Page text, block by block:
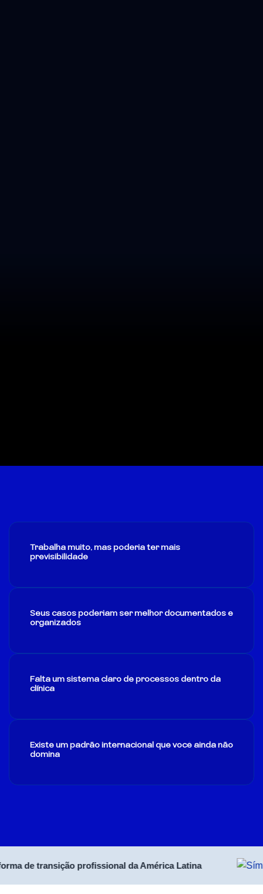
Trabalha muito, mas poderia ter mais
previsibilidade
Seus casos poderiam ser melhor documentados e
organizados
Falta um sistema claro de processos dentro da
clínica
Existe um padrão internacional que você ainda não
domina
de transição profissional da América Latina